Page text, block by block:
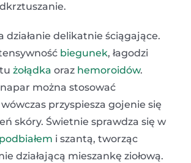
działanie delikatnie ściągające.
biegunek, łagodzi
żołądka oraz hemoroidów.
można stosować
przyspiesza gojenie się
skóry. Świetnie sprawdza się w
podbiałem i szantą, tworząc
działającą mieszankę ziołową.